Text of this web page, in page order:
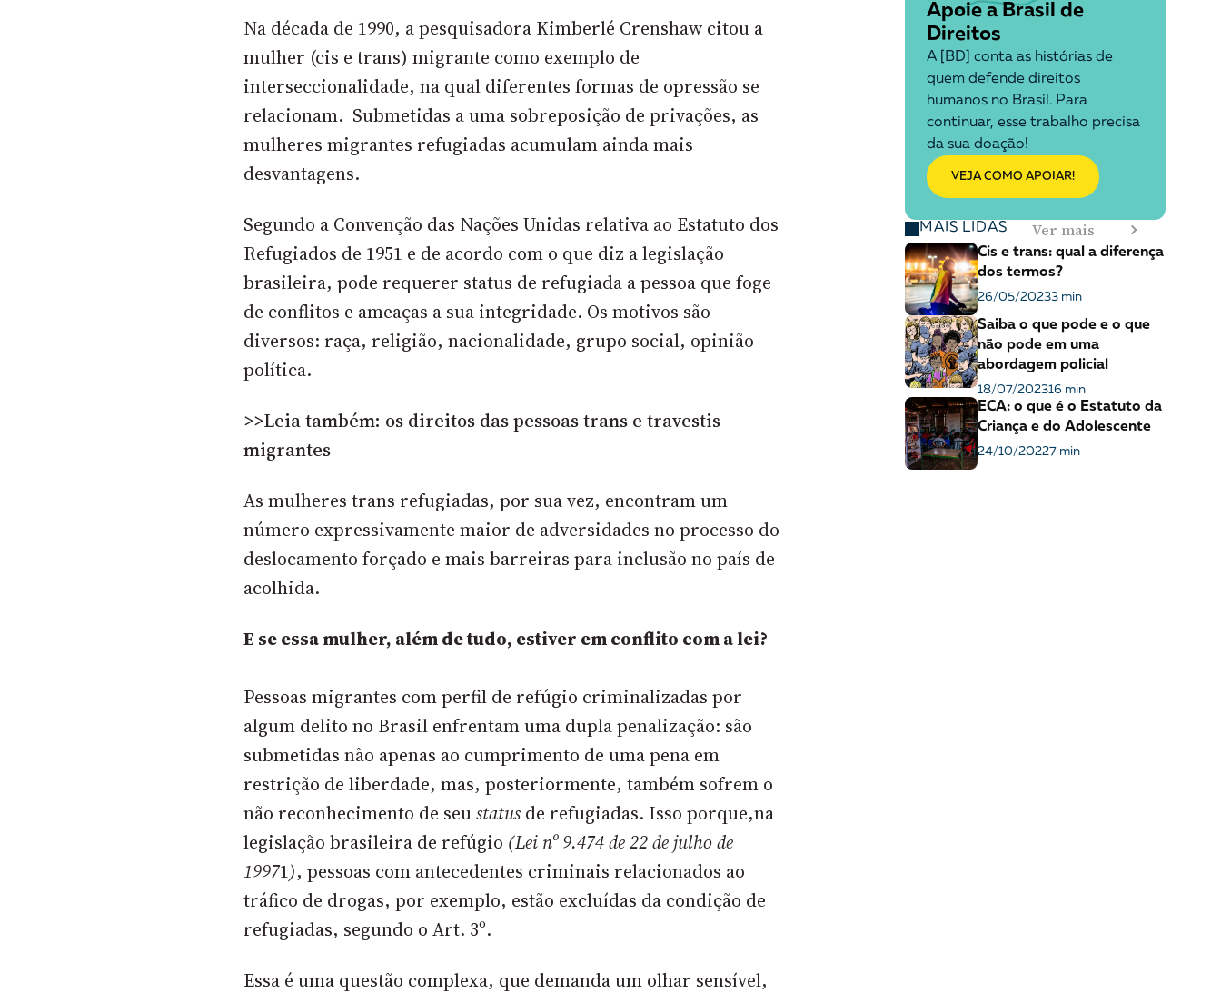
Na década de 1990, a pesquisadora Kimberlé Crenshaw citou a
mulher (cis e trans) migrante como exemplo de
interseccionalidade, na qual diferentes formas de opressão se
relacionam. Submetidas a uma sobreposição de privações, as
mulheres migrantes refugiadas acumulam ainda mais
desvantagens.
Segundo a Convenção das Nações Unidas relativa ao Estatuto dos
Refugiados de 1951 e de acordo com o que diz a legislação
brasileira, pode requerer status de refugiada a pessoa que foge
de conflitos e ameaças a sua integridade. Os motivos são
diversos: raça, religião, nacionalidade, grupo social, opinião
política.
>>Leia também: os direitos das pessoas trans e travestis
migrantes
As mulheres trans refugiadas, por sua vez, encontram um
número expressivamente maior de adversidades no processo do
deslocamento forçado e mais barreiras para inclusão no país de
acolhida.
E se essa mulher, além de tudo, estiver em conflito com a lei?
Pessoas migrantes com perfil de refúgio criminalizadas por
algum delito no Brasil enfrentam uma dupla penalização: são
submetidas não apenas ao cumprimento de uma pena em
restrição de liberdade, mas, posteriormente, também sofrem o
não reconhecimento de seustatusde refugiadas. Isso porque,na
legislação brasileira de refúgio (Lei nº 9.474 de 22 de julho de
19971), pessoas com antecedentes criminais relacionados ao
tráfico de drogas, por exemplo, estão excluídas da condição de
refugiadas, segundo o Art. 3º.
Essa é uma questão complexa, que demanda um olhar sensível,
Apoie a Brasil de
Direitos
A [BD] conta as histórias de
quem defende direitos
humanos no Brasil. Para
continuar, esse trabalho precisa
da sua doação!
VEJA COMO APOIAR!
MAIS LIDAS Ver mais
Cis e trans: qual a diferença
dos termos?
26/05/20233 min
Saiba o que pode e o que
não pode em uma
abordagem policial
18/07/202316 min
ECA: o que é o Estatuto da
Criança e do Adolescente
24/10/20227 min